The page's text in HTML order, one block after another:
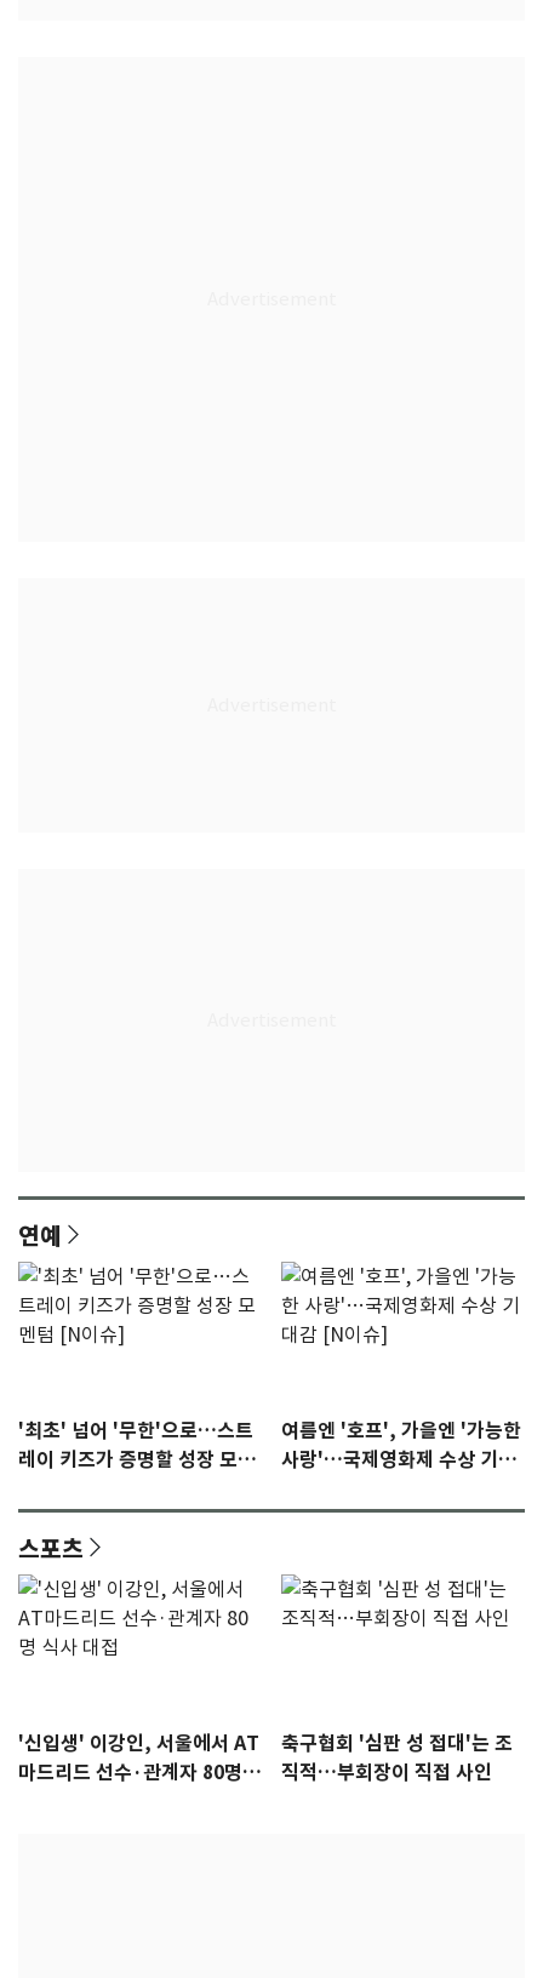
연예
'최초' 넘어 '무한'으로…스트
레이 키즈가 증명할 성장 모멘
여름엔 '호프', 가을엔 '가능한
사랑'…국제영화제 수상 기대
스포츠
'신입생' 이강인, 서울에서 AT
마드리드 선수·관계자 80명
축구협회 '심판 성 접대'는 조
직적…부회장이 직접 사인